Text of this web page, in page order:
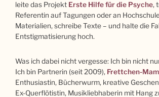
leite das Projekt Erste Hilfe für die Psyche,
Referentin auf Tagungen oder an
Materialien, schreibe Texte – und halte die
Entstigmatisierung hoch.
Was ich dabei nicht vergesse: Ich bin nicht
Ich bin Partnerin (seit 2009), Frettchen-
Enthusiastin, Bücherwurm, kreative
Ex-Querflötistin, Musikliebhaberin mit Hang